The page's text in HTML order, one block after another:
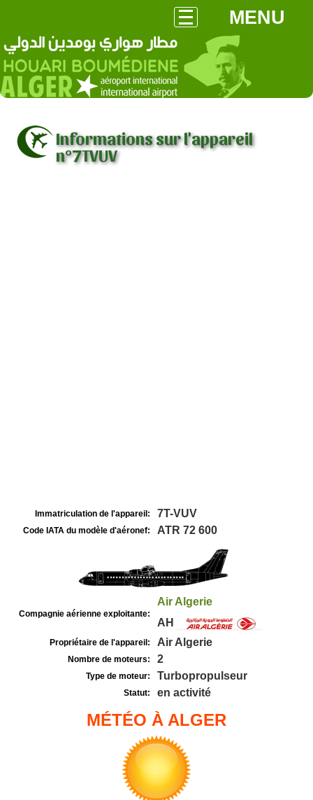
MENU
Informations sur l'appareil
n°7TVUV
Immatriculation de l'appareil: 7T-VUV
Code IATA du modèle d'aéronef: ATR 72 600
Compagnie aérienne exploitante:
Air Algerie
AH
Propriétaire de l'appareil: Air Algerie
Nombre de moteurs: 2
Type de moteur: Turbopropulseur
Statut: en activité
MÉTÉO À ALGER